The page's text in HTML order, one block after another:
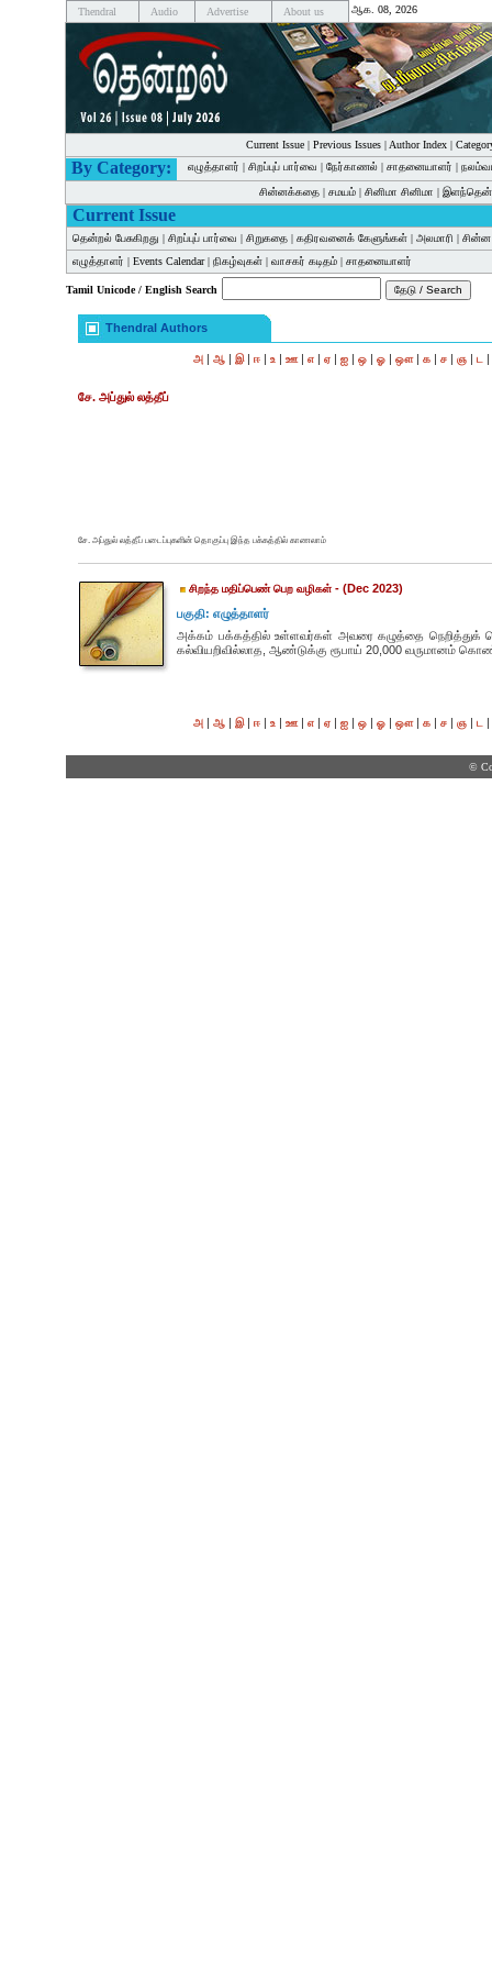
Thendral Audio Advertise About us ஆக. 08, 2026
Current Issue| Previous Issues| Author Index|
By Category: எழுத்தாளர் | சிறப்புப் பார்வை | நேர்காணல் | சாதனையாளர் |
சின்னக்கதை | சமயம் | சினிமா சினிமா |
Current Issue
தென்றல் பேசுகிறது | சிறப்புப் பார்வை | சிறுகதை | கதிரவனைக் கேளுங்கள் | அலமாரி |
எழுத்தாளர் | Events Calendar| நிகழ்வுகள் | வாசகர் கடிதம் | சாதனையாளர்
Tamil Unicode / English Search
Thendral Authors
அ | ஆ | இ| ஈ | உ | ஊ | எ | ஏ | ஐ | ஒ | ஓ | ஔ| க | ச | ஞ | ட |
சே. அப்துல் லத்தீப்
சே. அப்துல் லத்தீப் படைப்புகளின் தொகுப்பு இந்த பக்கத்தில் காணலாம்
சிறந்த மதிப்பெண் பெற வழிகள் - (Dec 2023)
பகுதி: எழுத்தாளர்
அக்கம் பக்கத்தில் உள்ளவர்கள் அவரை கழுத்தை நெறித்துக்
கல்வியறிவில்லாத, ஆண்டுக்கு ரூபாய் 20,000 வருமானம்
அ | ஆ | இ| ஈ | உ | ஊ | எ | ஏ | ஐ | ஒ | ஓ | ஔ| க | ச | ஞ | ட |
©